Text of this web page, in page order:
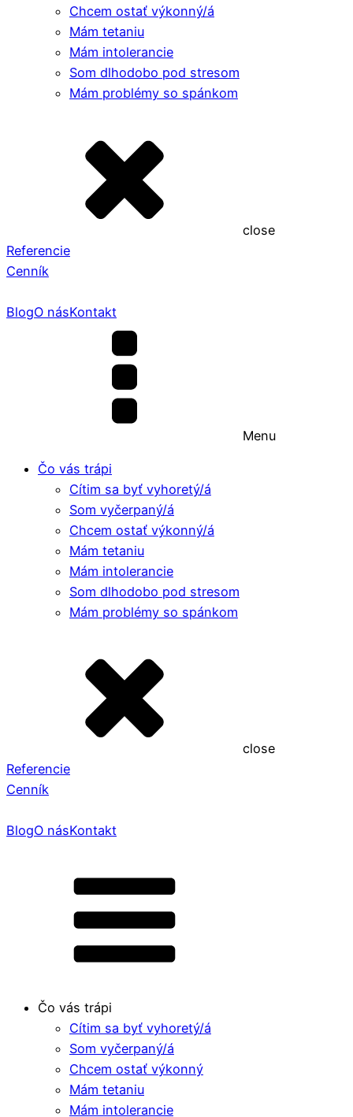
Chcem ostať výkonný/á
Mám tetaniu
Mám intolerancie
Som dlhodobo pod stresom
Mám problémy so spánkom
close
Referencie
Cenník
BlogO násKontakt
Menu
Čo vás trápi
Cítim sa byť vyhoretý/á
Som vyčerpaný/á
Chcem ostať výkonný/á
Mám tetaniu
Mám intolerancie
Som dlhodobo pod stresom
Mám problémy so spánkom
close
Referencie
Cenník
BlogO násKontakt
Čo vás trápi
Cítim sa byť vyhoretý/á
Som vyčerpaný/á
Chcem ostať výkonný
Mám tetaniu
Mám intolerancie